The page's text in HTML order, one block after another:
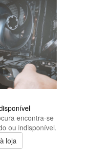
encontra-se
ou indisponível.
loja